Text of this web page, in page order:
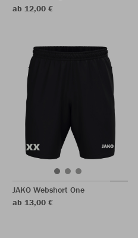
ab 12,00 €
JAKO Webshort One
ab 13,00 €